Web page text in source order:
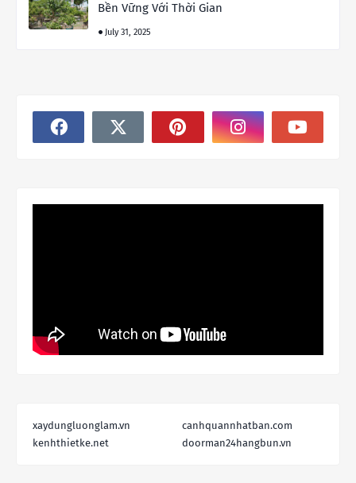
Bền Vững Với Thời Gian
July 31, 2025
xaydungluonglam.vn
canhquannhatban.com
kenhthietke.net
doorman24hangbun.vn